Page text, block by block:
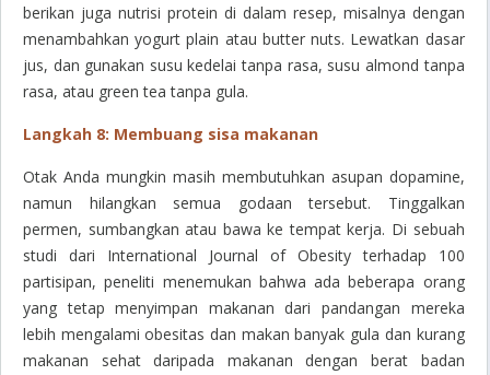
berikan juga nutrisi protein di dalam resep, misalnya dengan
menambahkan yogurt plain atau butter nuts. Lewatkan dasar
jus, dan gunakan susu kedelai tanpa rasa, susu almond tanpa
rasa, atau green tea tanpa gula.
Langkah 8: Membuang sisa makanan
Otak Anda mungkin masih membutuhkan asupan dopamine,
namun hilangkan semua godaan tersebut. Tinggalkan
permen, sumbangkan atau bawa ke tempat kerja. Di sebuah
studi dari International Journal of Obesity terhadap 100
partisipan, peneliti menemukan bahwa ada beberapa orang
yang tetap menyimpan makanan dari pandangan mereka
lebih mengalami obesitas dan makan banyak gula dan kurang
makanan sehat daripada makanan dengan berat badan